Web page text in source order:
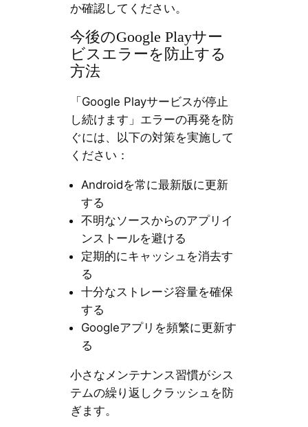
か確認してください。
今後のGoogle Playサー
ビスエラーを防止する
方法
「Google Playサービスが停止
し続けます」エラーの再発を防
ぐには、以下の対策を実施して
ください：
Androidを常に最新版に更新
する
不明なソースからのアプリイ
ンストールを避ける
定期的にキャッシュを消去す
る
十分なストレージ容量を確保
する
Googleアプリを頻繁に更新す
る
小さなメンテナンス習慣がシス
テムの繰り返しクラッシュを防
ぎます。